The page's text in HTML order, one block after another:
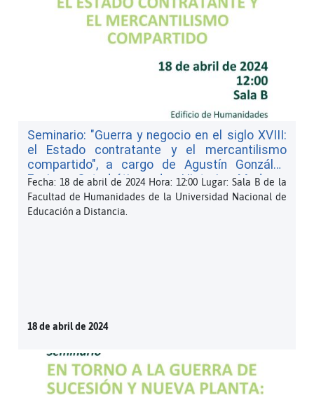
Seminario: "Guerra y negocio en el siglo XVIII:
el Estado contratante y el mercantilismo
compartido", a cargo de Agustín González
Enciso, Catedrático de Historia Moderna
(Universidad de Navarra) (PDF, 60 KB)
Fecha: 18 de abril de 2024 Hora: 12:00 Lugar: Sala B de la
Facultad de Humanidades de la Universidad Nacional de
Educación a Distancia.
18 de abril de 2024